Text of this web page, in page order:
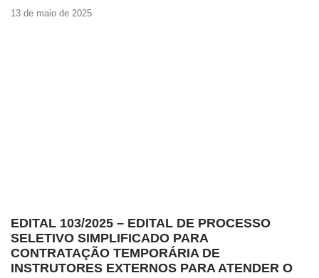
13 de maio de 2025
EDITAL 103/2025 – EDITAL DE PROCESSO
SELETIVO SIMPLIFICADO PARA
CONTRATAÇÃO TEMPORÁRIA DE
INSTRUTORES EXTERNOS PARA ATENDER O